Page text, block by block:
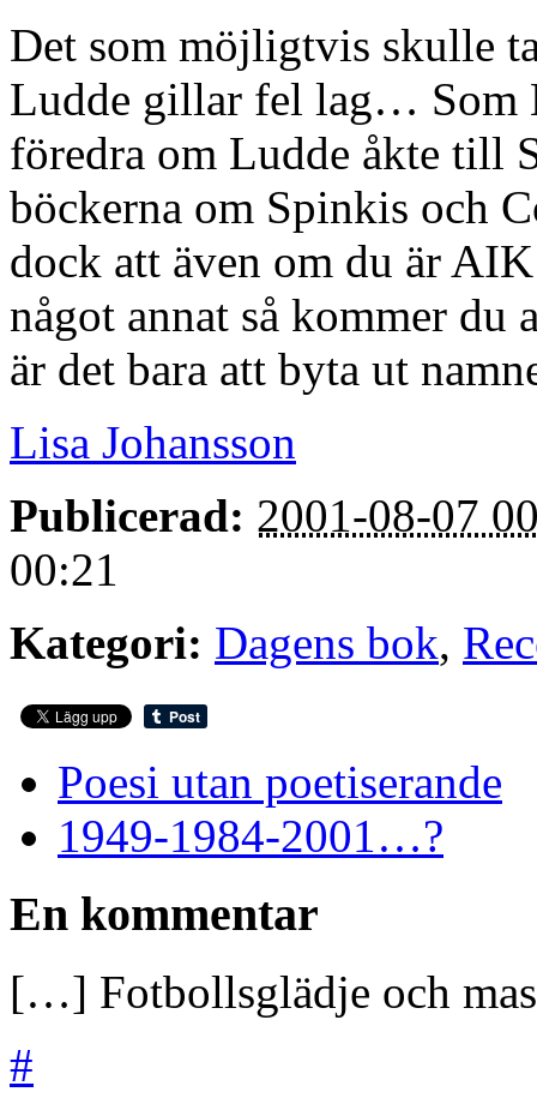
Det som möjligtvis skulle
Ludde gillar fel lag… Som
föredra om Ludde åkte till
böckerna om Spinkis och
dock att även om du är
något annat så kommer du
är det bara att byta ut
Lisa Johansson
Publicerad: 2001-08-07
00:21
Kategori: Dagens bok,
Poesi utan poetiserande
1949-1984-2001…?
En kommentar
[…] Fotbollsglädje och
#